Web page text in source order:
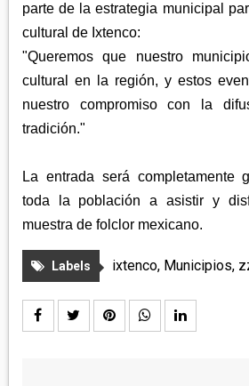
parte de la estrategia municipal
cultural de Ixtenco:
"Queremos que nuestro
cultural en la región, y estos
nuestro compromiso con la
tradición."
La entrada será completamente
toda la población a asistir y
muestra de folclor mexicano.
Labels ixtenco, Municipios,